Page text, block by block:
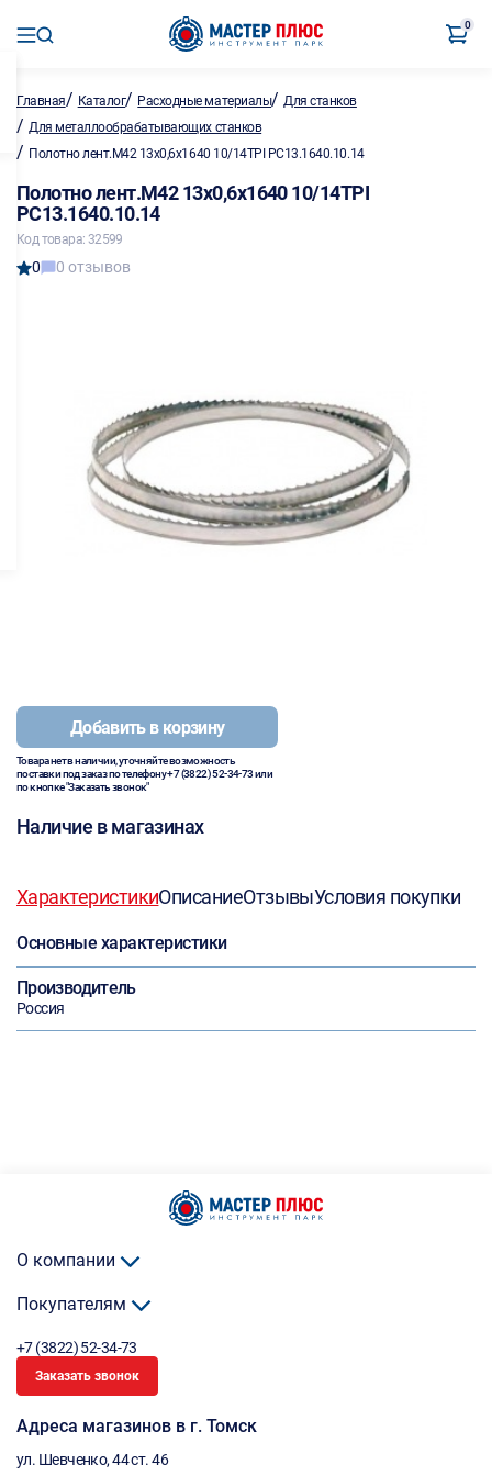
0
Главная/ Каталог/ Расходные материалы/Для станков
/ Для металлообрабатывающих станков
/ Полотно лент.М42 13х0,6х1640 10/14TPI PC13.1640.10.14
Полотно лент.М42 13х0,6х1640 10/14TPI
PC13.1640.10.14
Код товара: 32599
0 0 отзывов
Добавить в корзину
Товара нет в наличии, уточняйте возможность
поставки под заказ по телефону+7 (3822) 52-34-73или
по кнопке "Заказать звонок"
Наличие в магазинах
ХарактеристикиОписаниеОтзывыУсловия покупки
Основные характеристики
Производитель
Россия
О компании
Покупателям
+7 (3822) 52-34-73
Заказать звонок
Адреса магазинов в г. Томск
ул. Шевченко, 44 ст. 46